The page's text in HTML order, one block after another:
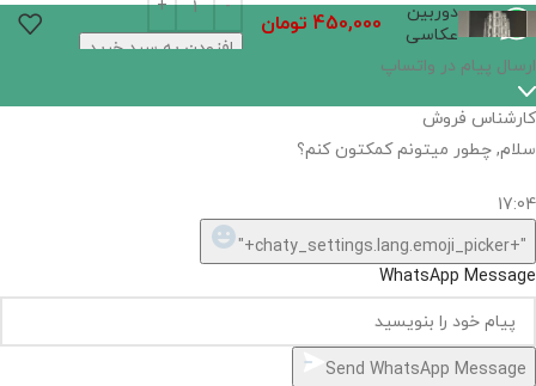
دوربین
عکاسی
450,000 تومان
افزودن به سبد خرید
اگر
نیست,
شاید
بتونیم
تهیه
Hide